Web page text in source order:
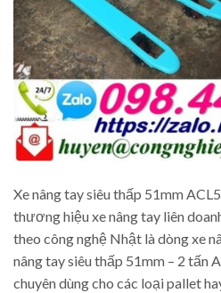
Xe nâng tay siêu thấp 51mm
thương hiệu xe nâng tay liên
theo công nghệ Nhật là dòng xe
nâng tay siêu thấp 51mm – 2 tấn
chuyên dùng cho các loại pallet